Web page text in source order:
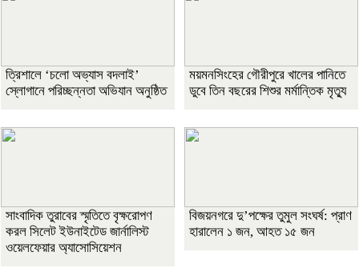
‎ত্রিশালে ‘চলো অভ্যাস বদলাই’
স্লোগানে পরিচ্ছন্নতা অভিযান অনুষ্ঠিত
ময়মনসিংহের গৌরীপুরে খালের পানিতে
ডুবে তিন বছরের শিশুর মর্মান্তিক মৃত্যু
সাংবাদিক তুরাবের স্মৃতিতে বৃক্ষরোপণ
করল সিলেট ইউনাইটেড জার্নালিস্ট
ওয়েলফেয়ার অ্যাসোসিয়েশন
বিজয়নগরে দু’পক্ষের তুমুল সংঘর্ষ: প্রাণ
হারালেন ১ জন, আহত ১৫ জন